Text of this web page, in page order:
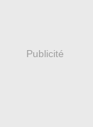
Publicité